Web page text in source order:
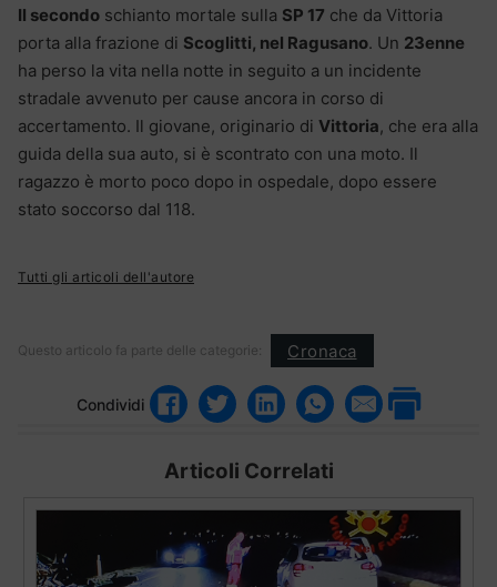
Il secondo schianto mortale sulla SP 17 che da Vittoria
porta alla frazione di Scoglitti, nel Ragusano. Un 23enne
ha perso la vita nella notte in seguito a un incidente
stradale avvenuto per cause ancora in corso di
accertamento. Il giovane, originario di Vittoria, che era alla
guida della sua auto, si è scontrato con una moto. Il
ragazzo è morto poco dopo in ospedale, dopo essere
stato soccorso dal 118.
Tutti gli articoli dell'autore
Questo articolo fa parte delle categorie: Cronaca
Condividi
Articoli Correlati